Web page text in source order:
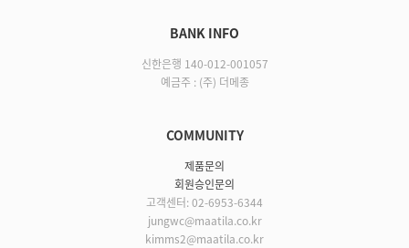
BANK INFO
신한은행 140-012-001057
예금주 : (주) 더메종
COMMUNITY
제품문의
회원승인문의
고객센터: 02-6953-6344
jungwc@maatila.co.kr
kimms2@maatila.co.kr